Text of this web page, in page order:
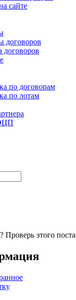
сайте
договоров
договоров
по договорам
по лотам
Проверь этого